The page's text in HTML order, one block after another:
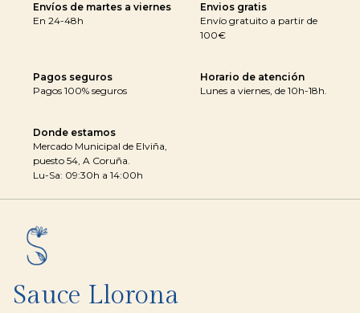
Envíos de martes a viernes
En 24-48h
Envios gratis
Envío gratuito a partir de
100€
Pagos seguros
Pagos 100% seguros
Horario de atención
Lunes a viernes, de 10h-18h.
Donde estamos
Mercado Municipal de Elviña,
puesto 54, A Coruña.
Lu-Sa: 09:30h a 14:00h
Sauce Llorona